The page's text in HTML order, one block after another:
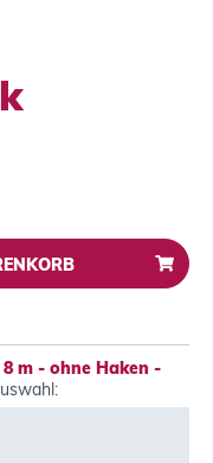
m - ohne Haken -